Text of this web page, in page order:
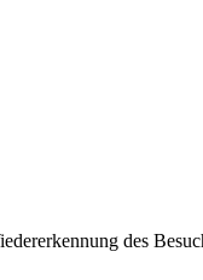
des